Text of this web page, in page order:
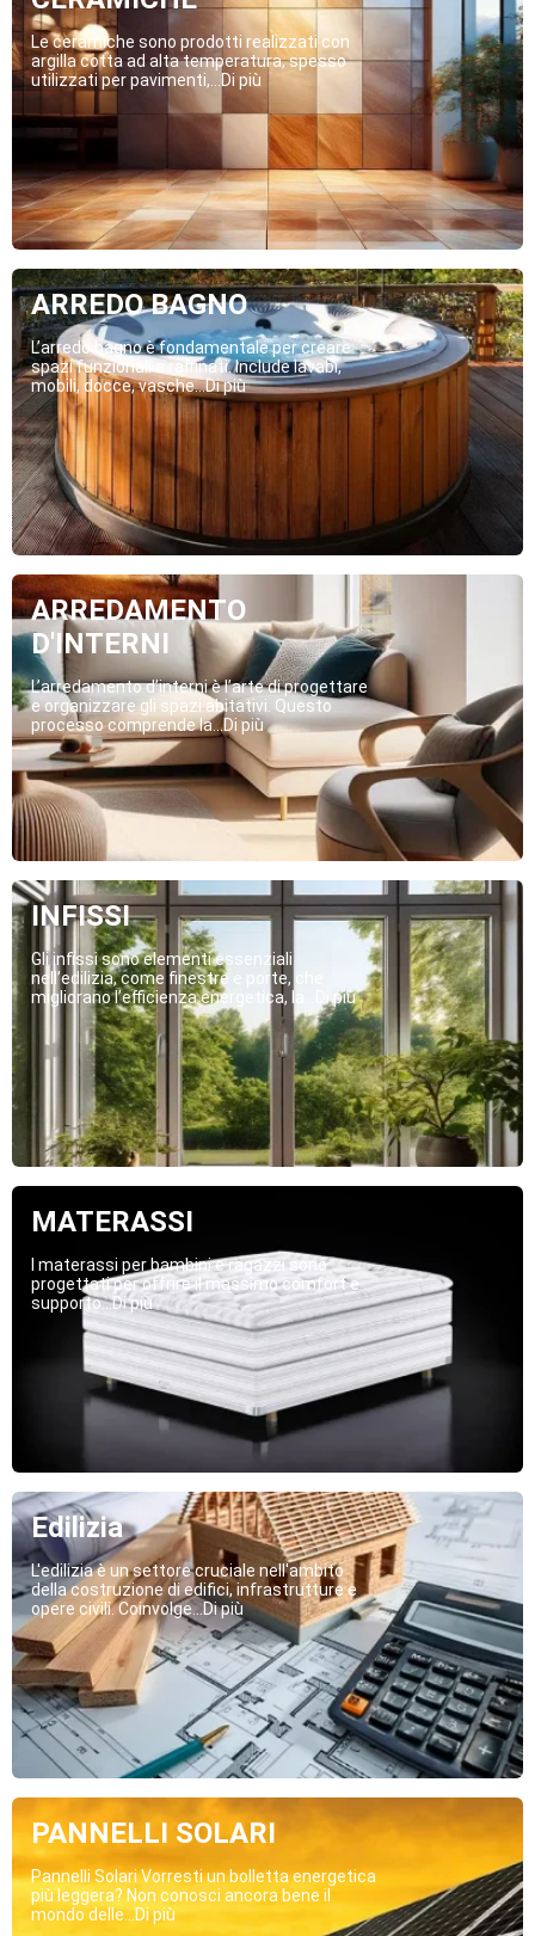
Le ceramiche sono prodotti realizzati con
argilla cotta ad alta temperatura, spesso
utilizzati per pavimenti,...Di più
ARREDO BAGNO
L’arredo bagno è fondamentale per creare
spazi funzionali e raffinati. Include lavabi,
mobili, docce, vasche...Di più
ARREDAMENTO
D'INTERNI
L’arredamento d’interni è l’arte di progettare
e organizzare gli spazi abitativi. Questo
processo comprende la...Di più
INFISSI
Gli infissi sono elementi essenziali
nell’edilizia, come finestre e porte, che
migliorano l’efficienza energetica, la...Di più
MATERASSI
I materassi per bambini e ragazzi sono
progettati per offrire il massimo comfort e
supporto...Di più
Edilizia
L'edilizia è un settore cruciale nell'ambito
della costruzione di edifici, infrastrutture e
opere civili. Coinvolge...Di più
PANNELLI SOLARI
Pannelli Solari Vorresti un bolletta energetica
più leggera? Non conosci ancora bene il
mondo delle...Di più